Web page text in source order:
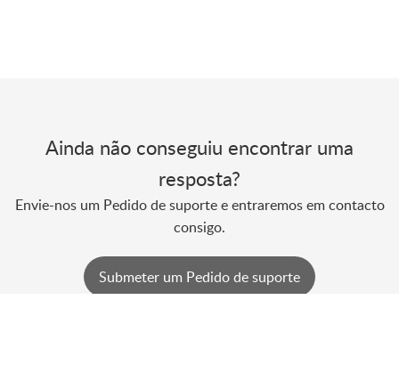
Ainda não conseguiu encontrar uma
resposta?
Envie-nos um Pedido de suporte e entraremos em contacto
consigo.
Submeter um Pedido de suporte